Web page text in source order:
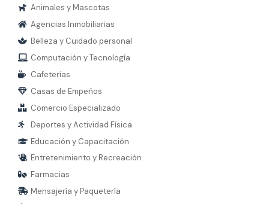
Animales y Mascotas
Agencias Inmobiliarias
Belleza y Cuidado personal
Computación y Tecnología
Cafeterías
Casas de Empeños
Comercio Especializado
Deportes y Actividad Física
Educación y Capacitación
Entretenimiento y Recreación
Farmacias
Mensajería y Paquetería